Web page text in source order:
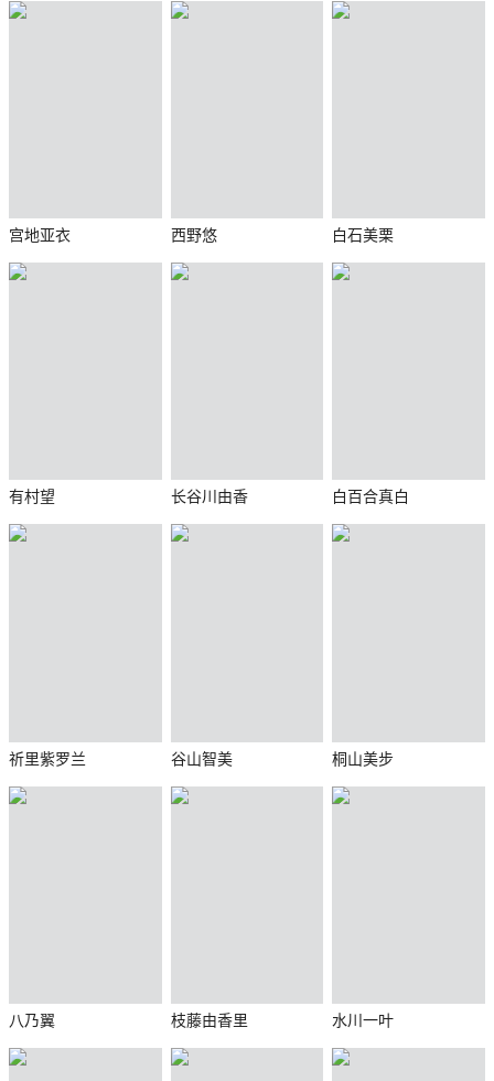
宫地亚衣 西野悠 白石美栗
有村望 长谷川由香 白百合真白
祈里紫罗兰 谷山智美 桐山美步
八乃翼 枝藤由香里 水川一叶